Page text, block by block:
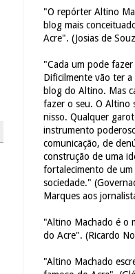
"O repórter Altino
blog mais
Acre". (Josias de
"Cada um pode
Dificilmente vão ter
blog do Altino. Mas
fazer o seu. O Altino
nisso. Qualquer
instrumento
comunicação, de
construção de uma
fortalecimento de
sociedade."
Marques aos
"Altino Machado é o
do Acre". (Ricardo
"Altino Machado